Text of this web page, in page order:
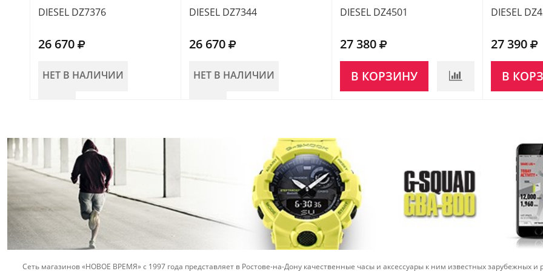
DIESEL DZ7376
26 670
НЕТ В НАЛИЧИИ
DIESEL DZ7344
26 670
НЕТ В НАЛИЧИИ
DIESEL DZ4501
27 380
В КОРЗИНУ
DIESEL
27 390
В
Сеть магазинов «НОВОЕ ВРЕМЯ» с 1997 года представляет в Ростове-на-Дону качественные часы и аксессуары к ним известных зарубежных